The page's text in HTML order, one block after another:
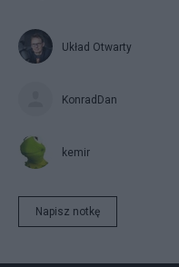
Układ Otwarty
KonradDan
kemir
Napisz notkę